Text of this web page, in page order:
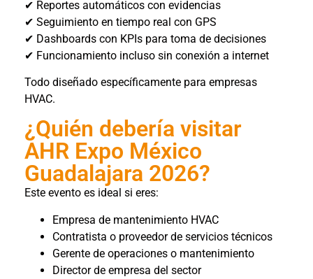
✔ Reportes automáticos con evidencias
✔ Seguimiento en tiempo real con GPS
✔ Dashboards con KPIs para toma de decisiones
✔ Funcionamiento incluso sin conexión a internet
Todo diseñado específicamente para empresas
HVAC.
¿Quién debería visitar
AHR Expo México
Guadalajara 2026?
Este evento es ideal si eres:
Empresa de mantenimiento HVAC
Contratista o proveedor de servicios técnicos
Gerente de operaciones o mantenimiento
Director de empresa del sector